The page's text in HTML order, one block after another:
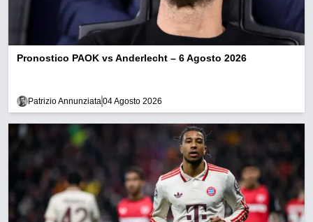
Pronostico PAOK vs Anderlecht – 6 Agosto 2026
Patrizio Annunziata04 Agosto 2026